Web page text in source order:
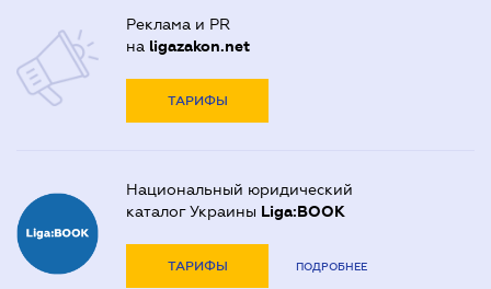
Реклама и PR
на ligazakon.net
ТАРИФЫ
Национальный юридический
каталог Украины Liga:BOOK
ТАРИФЫ ПОДРОБНЕЕ